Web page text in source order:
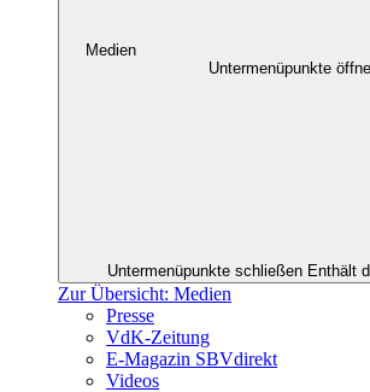
Medien
Untermenüpunkte
Untermenüpunkte schließen Enthält
Zur Übersicht: Medien
Presse
VdK-Zeitung
E-Magazin SBVdirekt
Videos